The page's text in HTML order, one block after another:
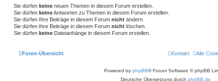
Sie dürfen keine neuen Themen in diesem Forum erstellen.
Sie dürfen keineAntworten zu Themen in diesem Forum erstellen.
Sie dürfen Ihre Beiträge in diesem Forum nicht ändern.
Sie dürfen Ihre Beiträge in diesem Forum nicht löschen.
Sie dürfen keine Dateianhänge in diesem Forum erstellen.
Foren-Übersicht Alle
Kontakt
Powered by phpBB® Forum Software © phpBB
Deutsche Übersetzung durch phpBB.de